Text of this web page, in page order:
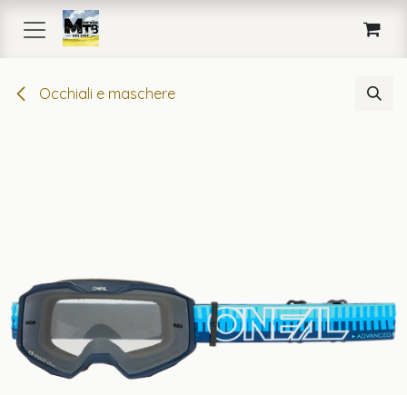
Passa al contenuto
Occhiali e maschere